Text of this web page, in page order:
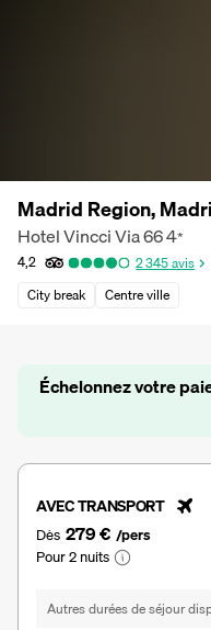
Madrid Region,
Hotel Vincci Via 664*
4,2 2 345avis
City break
Centre ville
Échelonnez votre
AVEC TRANSPORT
Dès 279 € /pers
Pour 2 nuits
Autres durées de séjour